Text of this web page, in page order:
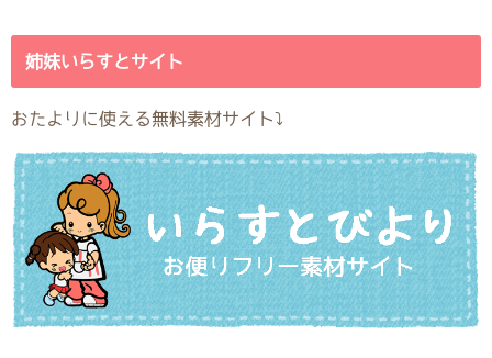
姉妹いらすとサイト
おたよりに使える無料素材サイト⤵︎